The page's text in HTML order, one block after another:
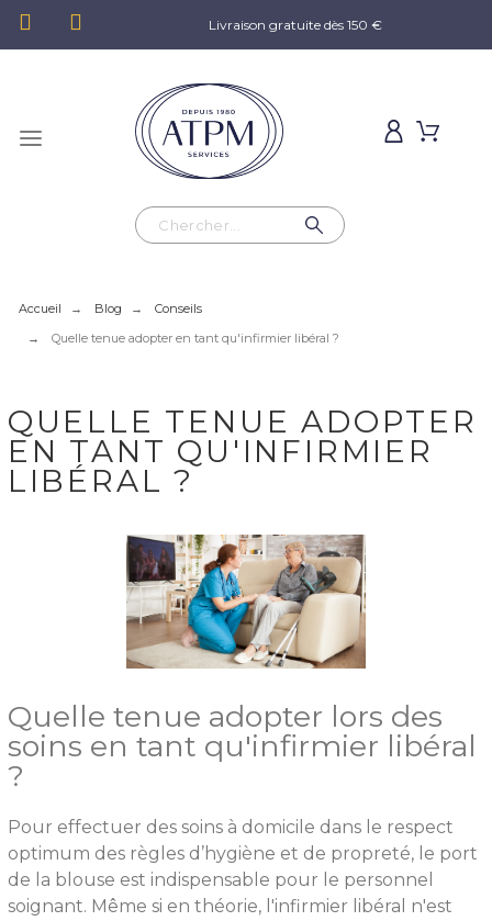
Livraison gratuite dès 150 €
Accueil Blog
Conseils
Quelle tenue adopter en tant qu'infirmier libéral ?
QUELLE TENUE ADOPTER
EN TANT QU'INFIRMIER
LIBÉRAL ?
Quelle tenue adopter lors des
soins en tant qu'infirmier libéral
?
Pour effectuer des soins à domicile dans le respect
optimum des règles d’hygiène et de propreté, le port
de la blouse est indispensable pour le personnel
soignant. Même si en théorie, l'infirmier libéral n'est